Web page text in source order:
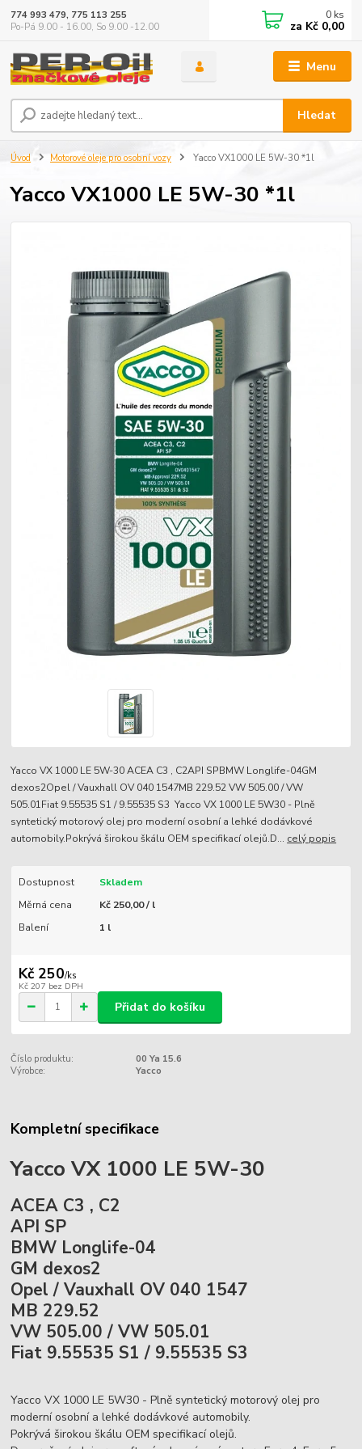
Menu
Hledat
774 993 479, 775 113 255
Po-Pá 9.00 - 16.00, So 9.00 -12.00
0 ks
za Kč 0,00
Úvod Motorové oleje pro osobní vozy Yacco VX1000 LE 5W-30 *1l
Yacco VX1000 LE 5W-30 *1l
Yacco VX 1000 LE 5W-30 ACEA C3 , C2API SPBMW Longlife-04GM
dexos2Opel / Vauxhall OV 040 1547MB 229.52 VW 505.00 / VW
505.01Fiat 9.55535 S1 / 9.55535 S3 Yacco VX 1000 LE 5W30 - Plně
syntetický motorový olej pro moderní osobní a lehké dodávkové
automobily.Pokrývá širokou škálu OEM specifikací olejů.D... celý popis
Dostupnost
Skladem
Měrná cena
Kč 250,00 / l
Balení
1 l
Kč 250/ks
Kč 207 bez DPH
Přidat do košíku
Číslo produktu:
00 Ya 15.6
Výrobce:
Yacco
Kompletní specifikace
Yacco VX 1000 LE 5W-30
ACEA C3 , C2
API SP
BMW Longlife-04
GM dexos2
Opel / Vauxhall OV 040 1547
MB 229.52
VW 505.00 / VW 505.01
Fiat 9.55535 S1 / 9.55535 S3
Yacco VX 1000 LE 5W30 - Plně syntetický motorový olej pro
moderní osobní a lehké dodávkové automobily.
Pokrývá širokou škálu OEM specifikací olejů.